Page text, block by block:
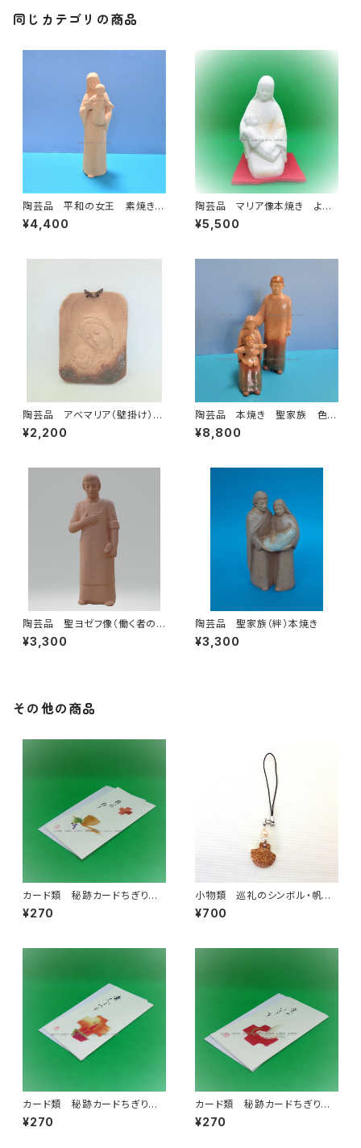
同じカテゴリの商品
陶芸品 平和の女王 素焼き
H26㎝
¥4,400
陶芸品 マリア像本焼き よろ
こび 白土
¥5,500
陶芸品 アベマリア（壁掛け）本
焼き
¥2,200
陶芸品 本焼き 聖家族 色つ
き Ｈ23㎝
¥8,800
陶芸品 聖ヨゼフ像（働く者の
保護者） 素焼き
¥3,300
陶芸品 聖家族（絆）本焼き
¥3,300
その他の商品
カード類 秘跡カードちぎり
絵 叙階 救いの杯を
¥270
小物類 巡礼のシンボル・帆立
貝の焼き物ストラップ 伊羅保
¥700
カード類 秘跡カードちぎり
絵 婚姻
¥270
カード類 秘跡カードちぎり
絵 堅信
¥270